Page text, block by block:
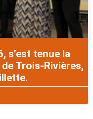
s’est tenue la
Trois-Rivières,